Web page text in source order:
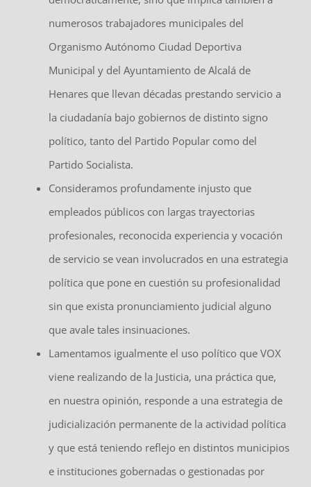
numerosos trabajadores municipales del
Organismo Autónomo Ciudad Deportiva
Municipal y del Ayuntamiento de Alcalá de
Henares que llevan décadas prestando servicio a
la ciudadanía bajo gobiernos de distinto signo
político, tanto del Partido Popular como del
Partido Socialista.
Consideramos profundamente injusto que
empleados públicos con largas trayectorias
profesionales, reconocida experiencia y vocación
de servicio se vean involucrados en una estrategia
política que pone en cuestión su profesionalidad
sin que exista pronunciamiento judicial alguno
que avale tales insinuaciones.
Lamentamos igualmente el uso político que VOX
viene realizando de la Justicia, una práctica que,
en nuestra opinión, responde a una estrategia de
judicialización permanente de la actividad política
y que está teniendo reflejo en distintos municipios
e instituciones gobernadas o gestionadas por